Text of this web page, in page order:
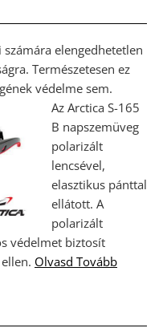
elengedhetetlen
Természetesen ez
védelme sem.
Az Arctica S-165
B napszemüveg
polarizált
lencsével,
elasztikus pánttal
ellátott. A
polarizált
védelmet biztosít
Olvasd Tovább